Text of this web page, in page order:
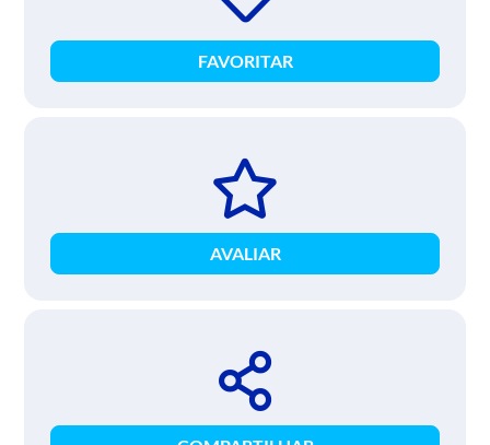
FAVORITAR
AVALIAR